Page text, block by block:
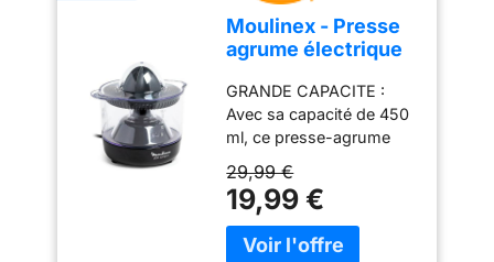
Moulinex - Presse
agrume électrique
Double rotation
0.45 L
GRANDE CAPACITE :
Avec sa capacité de 450
ml, ce presse-agrume
jus pour remplir plusieurs
verres AUTO ON/OFF : Il
suffit d'appuyer sur le
cône pour que le
29,99 €
19,99 €